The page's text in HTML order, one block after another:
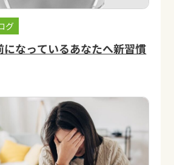
グ
なっているあなたへ新習慣